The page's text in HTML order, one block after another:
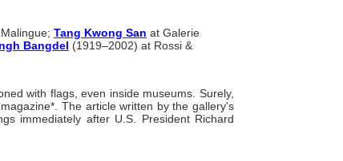
Tang Kwong San at Galerie
Bangdel (1919–2002) at Rossi &
with flags, even inside museums. Surely,
The article written by the gallery's
immediately after U.S. President Richard